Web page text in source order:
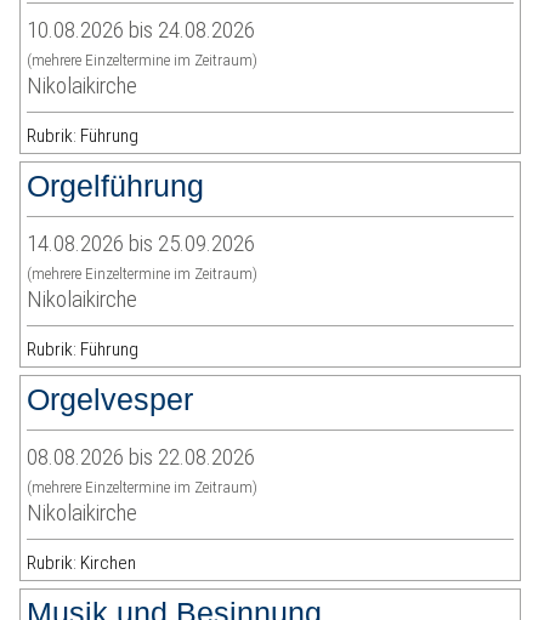
10.08.2026 bis 24.08.2026
(mehrere Einzeltermine im Zeitraum)
Nikolaikirche
Rubrik: Führung
Orgelführung
14.08.2026 bis 25.09.2026
(mehrere Einzeltermine im Zeitraum)
Nikolaikirche
Rubrik: Führung
Orgelvesper
08.08.2026 bis 22.08.2026
(mehrere Einzeltermine im Zeitraum)
Nikolaikirche
Rubrik: Kirchen
Musik und Besinnung